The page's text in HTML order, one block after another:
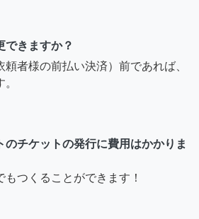
できますか？
者様の前払い決済）前であれば、
のチケットの発行に費用はかかりま
つくることができます！